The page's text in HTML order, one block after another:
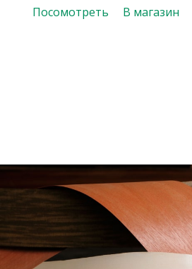
Посомотреть В магазин
Посмотреть В магазин
Посмотреть В магазин